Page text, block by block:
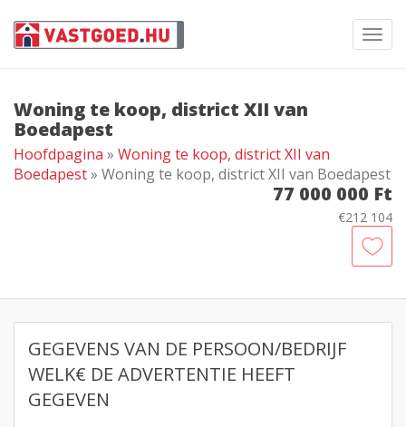
Woning te koop, district XII van
Boedapest
Hoofdpagina » Woning te koop, district XII van
Boedapest» Woning te koop, district XII van Boedapest
77 000 000 Ft
€212 104
GEGEVENS VAN DE PERSOON/BEDRIJF
WELK€ DE ADVERTENTIE HEEFT
GEGEVEN